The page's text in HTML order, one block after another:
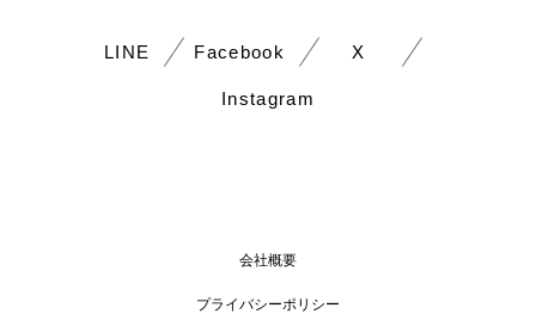
LINE Facebook X
Instagram
会社概要
プライバシーポリシー